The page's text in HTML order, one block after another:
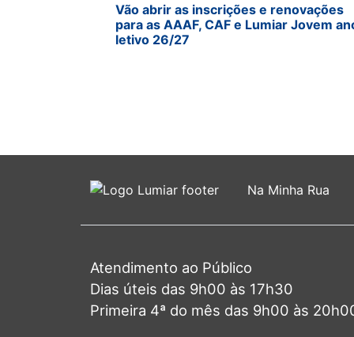
Vão abrir as inscrições e renovações
para as AAAF, CAF e Lumiar Jovem
letivo 26/27
Na Minha Rua
Atendimento ao Público
Dias úteis das 9h00 às 17h30
Primeira 4ª do mês das 9h00 às